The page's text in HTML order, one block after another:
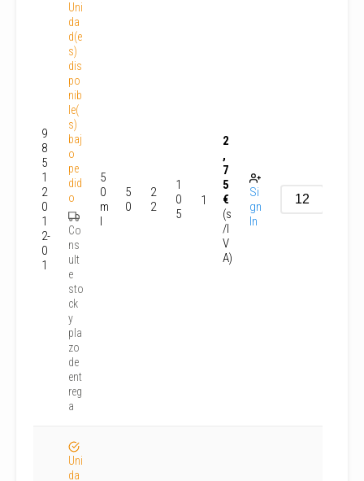
9
8
5
1
2
0
1
2-
0
1
Uni
da
d(e
s)
dis
po
nib
le(
s)
baj
o
pe
did
o
Co
ns
ult
e
sto
ck
y
pla
zo
de
ent
reg
a
5
0
m
l
5
0
2
2
1
0
5
1
2
,
7
5
€
(s
/I
V
A)
Si
gn
In
Uni
da